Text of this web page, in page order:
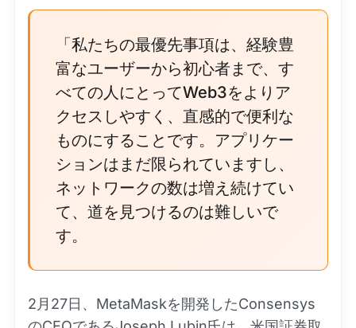
「私たちの最優先事項は、経験豊
富なユーザーから初心者まで、す
べての人にとってWeb3をよりア
クセスしやすく、直感的で便利な
ものにすることです。アプリケー
ションはまだ限られていますし、
ネットワークの数は増え続けてい
て、道を見つけるのは難しいで
す。
2月27日、MetaMaskを開発したConsensys